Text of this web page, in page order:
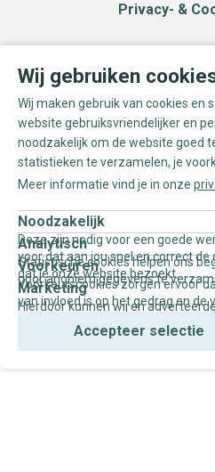
Privacy- &
Wij gebruiken
Wij maken gebruik van cookies en
website gebruiksvriendelijker en
noodzakelijk om de website goed
statistieken te verzamelen, je
Meer informatie vind je in onze
Noodzakelijk
Deze zijn nodig voor een goede
voor dat aan jou snel en correct
dat je onze website bezoekt.
Analytisch
Statistische cookies helpen ons
door anoniem gegevens te
Voorkeuren
Voorkeurscookies zorgen ervoor
van invloed is op het gedrag en de
Marketing
Hierdoor kunnen wij en
gepersonaliseerde online
Accepteer selectie